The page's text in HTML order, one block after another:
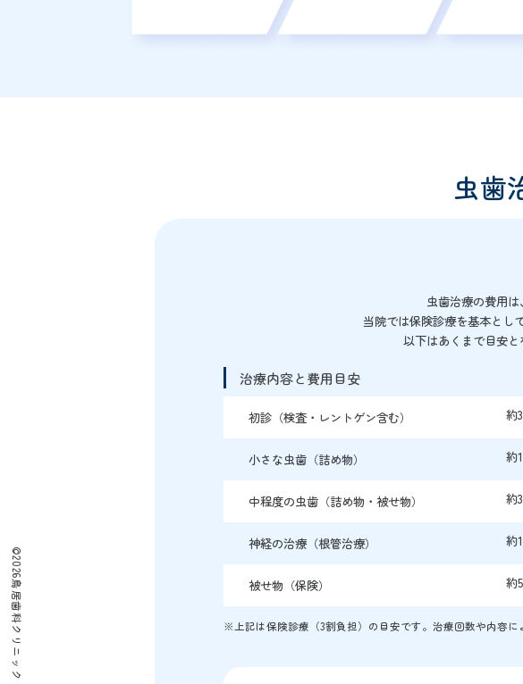
虫歯
虫歯治療の費用
当院では保険診療を基本とし
以下はあくまで目安と
治療内容と費用目安
初診（検査・レントゲン含む） 約
小さな虫歯（詰め物） 約
中程度の虫歯（詰め物・被せ物） 約
神経の治療（根管治療） 約
被せ物（保険） 約
※上記は保険診療（3割負担）の目安です。治療回数や内容に
©2026鳥居歯科クリニック